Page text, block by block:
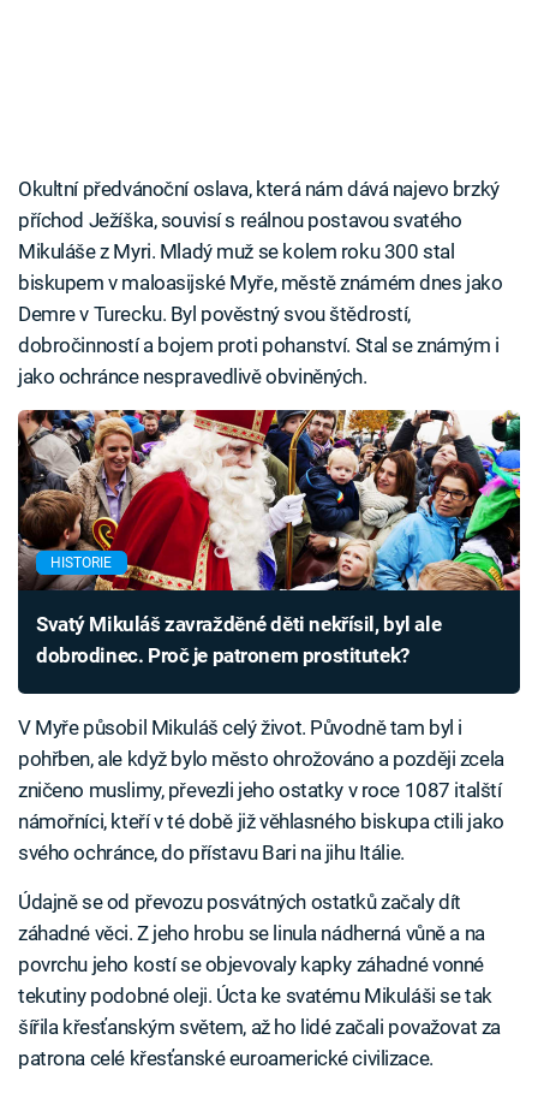
Okultní předvánoční oslava, která nám dává najevo brzký
příchod Ježíška, souvisí s reálnou postavou svatého
Mikuláše z Myri. Mladý muž se kolem roku 300 stal
biskupem v maloasijské Myře, městě známém dnes jako
Demre v Turecku. Byl pověstný svou štědrostí,
dobročinností a bojem proti pohanství. Stal se známým i
jako ochránce nespravedlivě obviněných.
HISTORIE
Svatý Mikuláš zavražděné děti nekřísil, byl ale
dobrodinec. Proč je patronem prostitutek?
V Myře působil Mikuláš celý život. Původně tam byl i
pohřben, ale když bylo město ohrožováno a později zcela
zničeno muslimy, převezli jeho ostatky v roce 1087 italští
námořníci, kteří v té době již věhlasného biskupa ctili jako
svého ochránce, do přístavu Bari na jihu Itálie.
Údajně se od převozu posvátných ostatků začaly dít
záhadné věci. Z jeho hrobu se linula nádherná vůně a na
povrchu jeho kostí se objevovaly kapky záhadné vonné
tekutiny podobné oleji. Úcta ke svatému Mikuláši se tak
šířila křesťanským světem, až ho lidé začali považovat za
patrona celé křesťanské euroamerické civilizace.